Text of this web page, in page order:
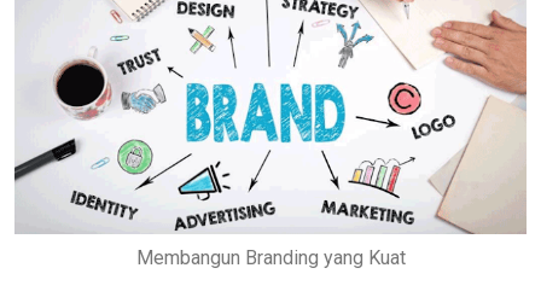
Membangun Branding yang Kuat